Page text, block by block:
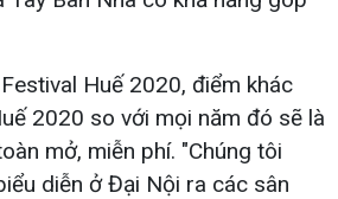
Huế 2020, điểm khác
2020 so với mọi năm đó sẽ là
mở, miễn phí. "Chúng tôi
diễn ở Đại Nội ra các sân